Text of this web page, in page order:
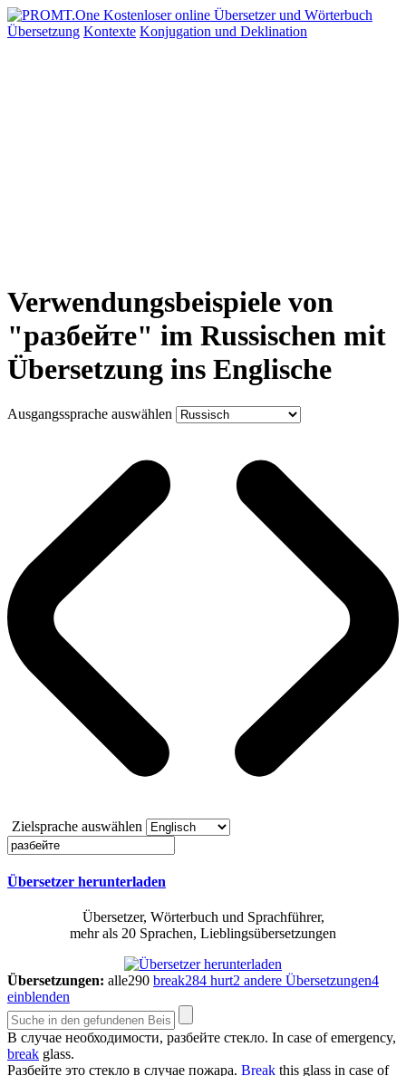
Übersetzung Kontexte Konjugation und Deklination
Verwendungsbeispiele von
"разбейте" im Russischen mit
Übersetzung ins Englische
Ausgangssprache auswählen
Zielsprache auswählen
Übersetzer herunterladen
Übersetzer, Wörterbuch und Sprachführer,
mehr als 20 Sprachen, Lieblingsübersetzungen
Übersetzungen: alle290 break284 hurt2 andere Übersetzungen4
einblenden
В случае необходимости, разбейте стекло. In case of emergency,
break glass.
Разбейте это стекло в случае пожара. Break this glass in case of